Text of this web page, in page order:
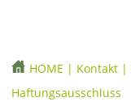
HOME | Kontakt |
Haftungsausschluss